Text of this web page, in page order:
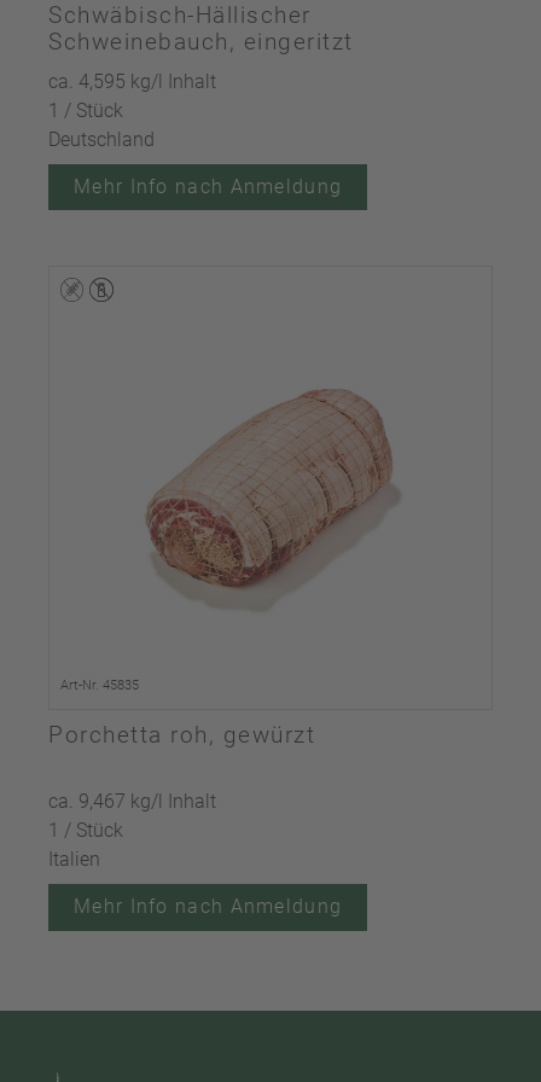
Schwäbisch-Hällischer
Schweinebauch, eingeritzt
ca. 4,595 kg/l Inhalt
1 / Stück
Deutschland
Mehr Info nach Anmeldung
Art-Nr. 45835
Porchetta roh, gewürzt
ca. 9,467 kg/l Inhalt
1 / Stück
Italien
Mehr Info nach Anmeldung